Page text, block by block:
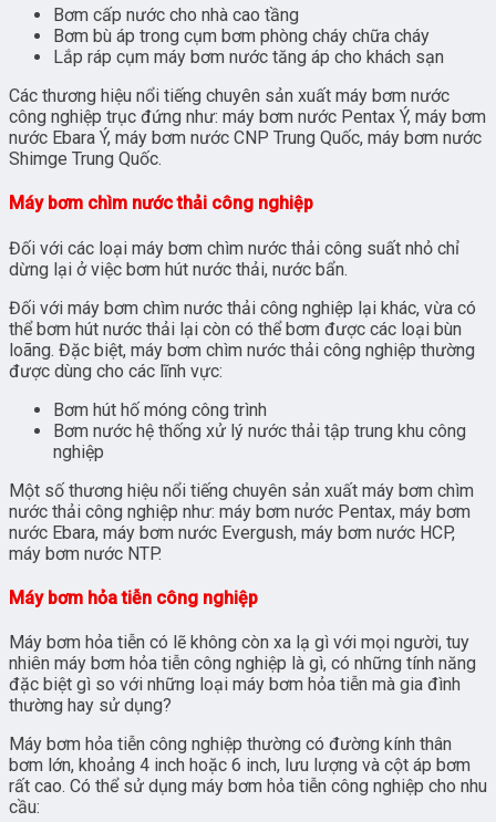
Bơm cấp nước cho nhà cao tầng
Bơm bù áp trong cụm bơm phòng cháy chữa cháy
Lắp ráp cụm máy bơm nước tăng áp cho khách sạn
Các thương hiệu nổi tiếng chuyên sản xuất máy bơm nước
công nghiệp trục đứng như: máy bơm nước Pentax Ý, máy bơm
nước Ebara Ý, máy bơm nước CNP Trung Quốc, máy bơm nước
Shimge Trung Quốc.
Máy bơm chìm nước thải công nghiệp
Đối với các loại máy bơm chìm nước thải công suất nhỏ chỉ
dừng lại ở việc bơm hút nước thải, nước bẩn.
Đối với máy bơm chìm nước thải công nghiệp lại khác, vừa có
thể bơm hút nước thải lại còn có thể bơm được các loại bùn
loãng. Đặc biệt, máy bơm chìm nước thải công nghiệp thường
được dùng cho các lĩnh vực:
Bơm hút hố móng công trình
Bơm nước hệ thống xử lý nước thải tập trung khu công
nghiệp
Một số thương hiệu nổi tiếng chuyên sản xuất máy bơm chìm
nước thải công nghiệp như: máy bơm nước Pentax, máy bơm
nước Ebara, máy bơm nước Evergush, máy bơm nước HCP,
máy bơm nước NTP.
Máy bơm hỏa tiễn công nghiệp
Máy bơm hỏa tiễn có lẽ không còn xa lạ gì với mọi người, tuy
nhiên máy bơm hỏa tiễn công nghiệp là gì, có những tính năng
đặc biệt gì so với những loại máy bơm hỏa tiễn mà gia đình
thường hay sử dụng?
Máy bơm hỏa tiễn công nghiệp thường có đường kính thân
bơm lớn, khoảng 4 inch hoặc 6 inch, lưu lượng và cột áp bơm
rất cao. Có thể sử dụng máy bơm hỏa tiễn công nghiệp cho nhu
cầu: